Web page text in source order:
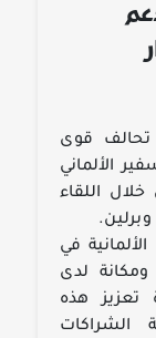
تحالف قوى
الألماني
اللقاء
في
لدى
تعزيز هذه
الشراكات